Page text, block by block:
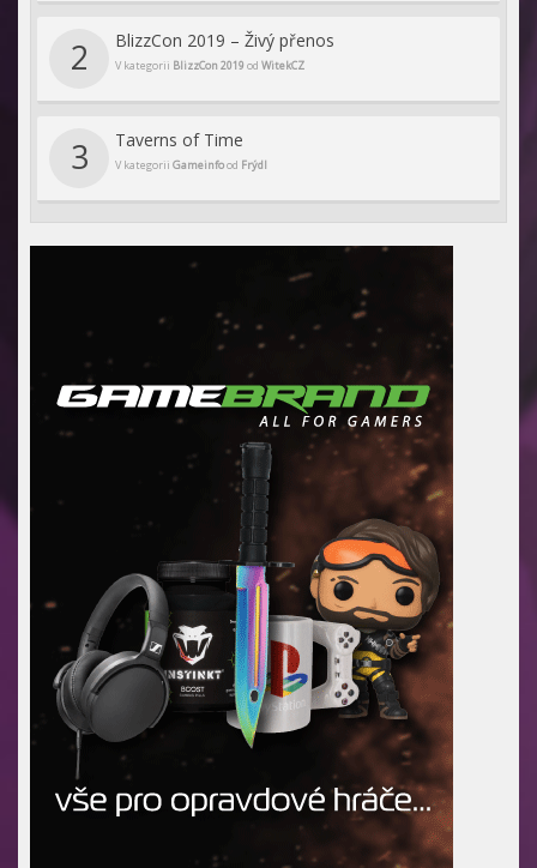
2 BlizzCon 2019 – Živý přenos
V kategorii BlizzCon 2019 od WitekCZ
3 Taverns of Time
V kategorii Gameinfood Frýdl